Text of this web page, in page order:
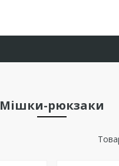
Мішки-рюкзаки